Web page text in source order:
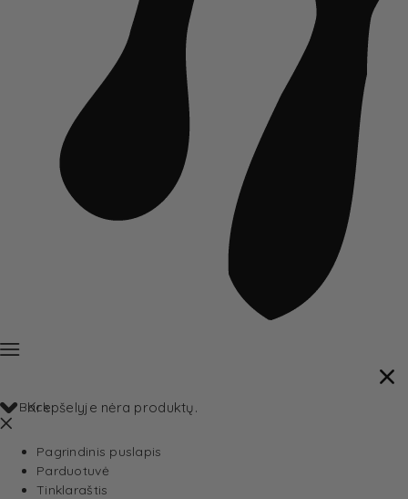
Krepšelyje nėra produktų.
Back
Pagrindinis puslapis
Parduotuvė
Tinklaraštis